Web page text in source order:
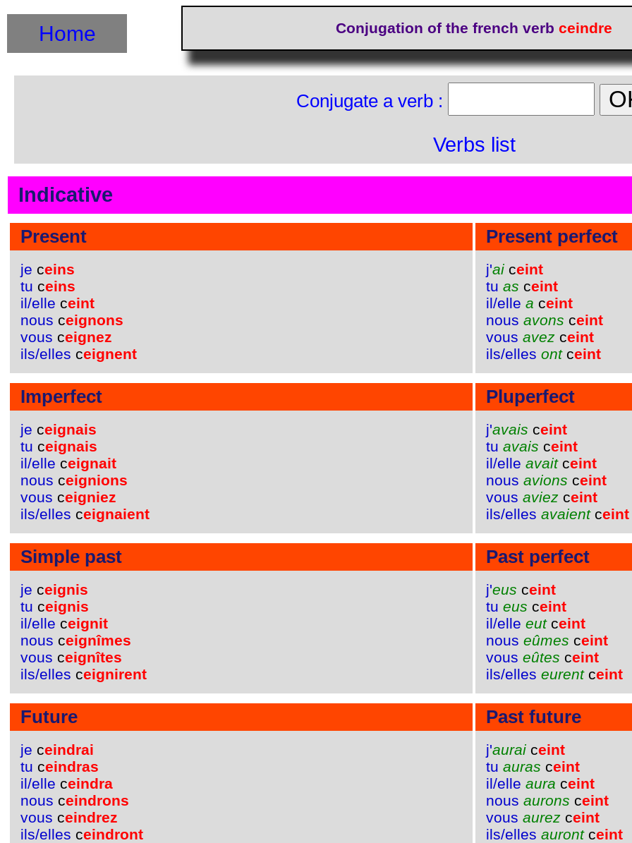
Conjugation of the french verb ceindre
Home
Conjugate a verb :
Verbs list
Indicative
Present
je ceins
tu ceins
il/elle ceint
nous ceignons
vous ceignez
ils/elles ceignent
Present perfect
j'ai ceint
tu as ceint
il/elle a ceint
nous avons ceint
vous avez ceint
ils/elles ontceint
Imperfect
je ceignais
tu ceignais
il/elle ceignait
nous ceignions
vous ceigniez
ils/elles ceignaient
Pluperfect
j'avais ceint
tu avais ceint
il/elle avaitceint
nous avions ceint
vous aviez ceint
ils/elles avaientceint
Simple past
je ceignis
tu ceignis
il/elle ceignit
nous ceignîmes
vous ceignîtes
ils/elles ceignirent
Past perfect
j'eus ceint
tu eus ceint
il/elle eutceint
nous eûmes ceint
vous eûtes ceint
ils/elles eurentceint
Future
je ceindrai
tu ceindras
il/elle ceindra
nous ceindrons
vous ceindrez
ils/elles ceindront
Past future
j'aurai ceint
tu auras ceint
il/elle aura ceint
nous aurons ceint
vous aurez ceint
ils/elles aurontceint